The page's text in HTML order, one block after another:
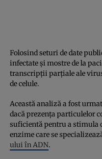
Folosind seturi de date
infectate și mostre de la
transcripții parțiale ale
de celule.
Această analiză a fost
dacă prezența particulelor
suficientă pentru a stimula
enzime care se
ului în ADN.